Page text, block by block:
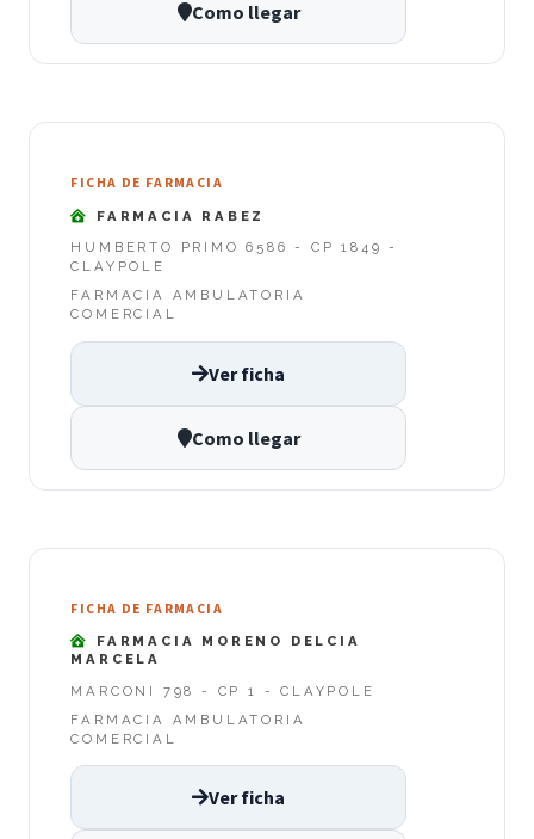
Como llegar
FICHA DE FARMACIA
FARMACIA RABEZ
HUMBERTO PRIMO 6586 - CP 1849 -
CLAYPOLE
FARMACIA AMBULATORIA
COMERCIAL
Ver ficha
Como llegar
FICHA DE FARMACIA
FARMACIA MORENO DELCIA
MARCELA
MARCONI 798 - CP 1 - CLAYPOLE
FARMACIA AMBULATORIA
COMERCIAL
Ver ficha